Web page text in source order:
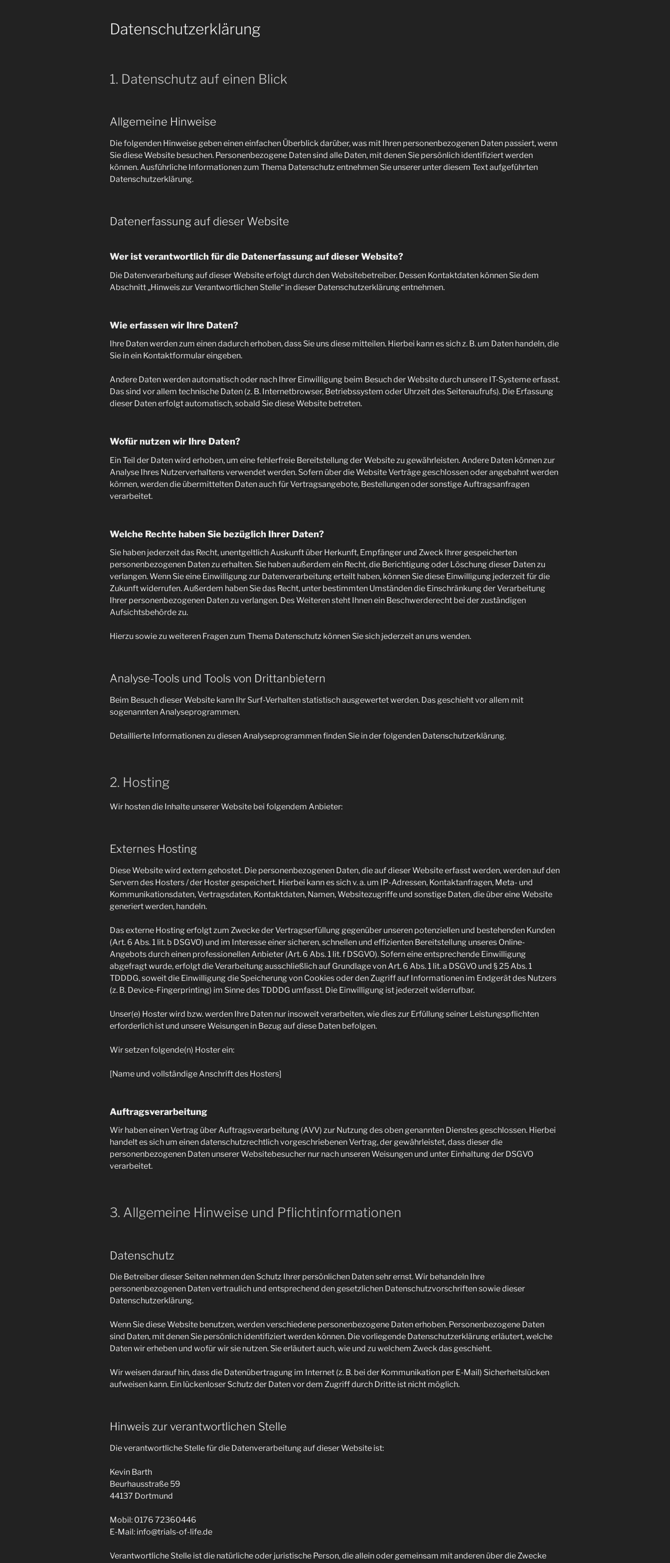
Datenschutz­erklärung
1. Datenschutz auf einen Blick
Allgemeine Hinweise
Die folgenden Hinweise geben einen einfachen Überblick darüber, was mit Ihren personenbezogenen Daten passiert, wenn
Sie diese Website besuchen. Personenbezogene Daten sind alle Daten, mit denen Sie persönlich identifiziert werden
können. Ausführliche Informationen zum Thema Datenschutz entnehmen Sie unserer unter diesem Text aufgeführten
Datenschutzerklärung.
Datenerfassung auf dieser Website
Wer ist verantwortlich für die Datenerfassung auf dieser Website?
Die Datenverarbeitung auf dieser Website erfolgt durch den Websitebetreiber. Dessen Kontaktdaten können Sie dem
Abschnitt „Hinweis zur Verantwortlichen Stelle“ in dieser Datenschutzerklärung entnehmen.
Wie erfassen wir Ihre Daten?
Ihre Daten werden zum einen dadurch erhoben, dass Sie uns diese mitteilen. Hierbei kann es sich z. B. um Daten handeln, die
Sie in ein Kontaktformular eingeben.
Andere Daten werden automatisch oder nach Ihrer Einwilligung beim Besuch der Website durch unsere IT-Systeme erfasst.
Das sind vor allem technische Daten (z. B. Internetbrowser, Betriebssystem oder Uhrzeit des Seitenaufrufs). Die Erfassung
dieser Daten erfolgt automatisch, sobald Sie diese Website betreten.
Wofür nutzen wir Ihre Daten?
Ein Teil der Daten wird erhoben, um eine fehlerfreie Bereitstellung der Website zu gewährleisten. Andere Daten können zur
Analyse Ihres Nutzerverhaltens verwendet werden. Sofern über die Website Verträge geschlossen oder angebahnt werden
können, werden die übermittelten Daten auch für Vertragsangebote, Bestellungen oder sonstige Auftragsanfragen
verarbeitet.
Welche Rechte haben Sie bezüglich Ihrer Daten?
Sie haben jederzeit das Recht, unentgeltlich Auskunft über Herkunft, Empfänger und Zweck Ihrer gespeicherten
personenbezogenen Daten zu erhalten. Sie haben außerdem ein Recht, die Berichtigung oder Löschung dieser Daten zu
verlangen. Wenn Sie eine Einwilligung zur Datenverarbeitung erteilt haben, können Sie diese Einwilligung jederzeit für die
Zukunft widerrufen. Außerdem haben Sie das Recht, unter bestimmten Umständen die Einschränkung der Verarbeitung
Ihrer personenbezogenen Daten zu verlangen. Des Weiteren steht Ihnen ein Beschwerderecht bei der zuständigen
Aufsichtsbehörde zu.
Hierzu sowie zu weiteren Fragen zum Thema Datenschutz können Sie sich jederzeit an uns wenden.
Analyse-Tools und Tools von Dritt­anbietern
Beim Besuch dieser Website kann Ihr Surf-Verhalten statistisch ausgewertet werden. Das geschieht vor allem mit
sogenannten Analyseprogrammen.
Detaillierte Informationen zu diesen Analyseprogrammen finden Sie in der folgenden Datenschutzerklärung.
2. Hosting
Wir hosten die Inhalte unserer Website bei folgendem Anbieter:
Externes Hosting
Diese Website wird extern gehostet. Die personenbezogenen Daten, die auf dieser Website erfasst werden, werden auf den
Servern des Hosters / der Hoster gespeichert. Hierbei kann es sich v. a. um IP-Adressen, Kontaktanfragen, Meta- und
Kommunikationsdaten, Vertragsdaten, Kontaktdaten, Namen, Websitezugriffe und sonstige Daten, die über eine Website
generiert werden, handeln.
Das externe Hosting erfolgt zum Zwecke der Vertragserfüllung gegenüber unseren potenziellen und bestehenden Kunden
(Art. 6 Abs. 1 lit. b DSGVO) und im Interesse einer sicheren, schnellen und effizienten Bereitstellung unseres Online-
Angebots durch einen professionellen Anbieter (Art. 6 Abs. 1 lit. f DSGVO). Sofern eine entsprechende Einwilligung
abgefragt wurde, erfolgt die Verarbeitung ausschließlich auf Grundlage von Art. 6 Abs. 1 lit. a DSGVO und § 25 Abs. 1
TDDDG, soweit die Einwilligung die Speicherung von Cookies oder den Zugriff auf Informationen im Endgerät des Nutzers
(z. B. Device-Fingerprinting) im Sinne des TDDDG umfasst. Die Einwilligung ist jederzeit widerrufbar.
Unser(e) Hoster wird bzw. werden Ihre Daten nur insoweit verarbeiten, wie dies zur Erfüllung seiner Leistungspflichten
erforderlich ist und unsere Weisungen in Bezug auf diese Daten befolgen.
Wir setzen folgende(n) Hoster ein:
[Name und vollständige Anschrift des Hosters]
Auftragsverarbeitung
Wir haben einen Vertrag über Auftragsverarbeitung (AVV) zur Nutzung des oben genannten Dienstes geschlossen. Hierbei
handelt es sich um einen datenschutzrechtlich vorgeschriebenen Vertrag, der gewährleistet, dass dieser die
personenbezogenen Daten unserer Websitebesucher nur nach unseren Weisungen und unter Einhaltung der DSGVO
verarbeitet.
3. Allgemeine Hinweise und Pflicht­informationen
Datenschutz
Die Betreiber dieser Seiten nehmen den Schutz Ihrer persönlichen Daten sehr ernst. Wir behandeln Ihre
personenbezogenen Daten vertraulich und entsprechend den gesetzlichen Datenschutzvorschriften sowie dieser
Datenschutzerklärung.
Wenn Sie diese Website benutzen, werden verschiedene personenbezogene Daten erhoben. Personenbezogene Daten
sind Daten, mit denen Sie persönlich identifiziert werden können. Die vorliegende Datenschutzerklärung erläutert, welche
Daten wir erheben und wofür wir sie nutzen. Sie erläutert auch, wie und zu welchem Zweck das geschieht.
Wir weisen darauf hin, dass die Datenübertragung im Internet (z. B. bei der Kommunikation per E-Mail) Sicherheitslücken
aufweisen kann. Ein lückenloser Schutz der Daten vor dem Zugriff durch Dritte ist nicht möglich.
Hinweis zur verantwortlichen Stelle
Die verantwortliche Stelle für die Datenverarbeitung auf dieser Website ist:
Kevin Barth
Beurhausstraße 59
44137 Dortmund
Mobil: 0176 72360446
E-Mail: info@trials-of-life.de
Verantwortliche Stelle ist die natürliche oder juristische Person, die allein oder gemeinsam mit anderen über die Zwecke